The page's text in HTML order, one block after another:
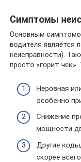
Симптомы
Основным
водителя является
неисправности).
просто «горит
Неровная
особенно
Снижение
мощности
Другие
скорее